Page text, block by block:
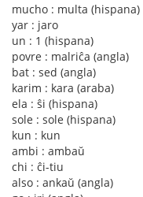
mucho : multa (hispana)
yar : jaro
un : 1 (hispana)
povre : malriĉa (angla)
bat : sed (angla)
karim : kara (araba)
ela : ŝi (hispana)
sole : sole (hispana)
kun : kun
ambi : ambaŭ
chi : ĉi-tiu
also : ankaŭ (angla)